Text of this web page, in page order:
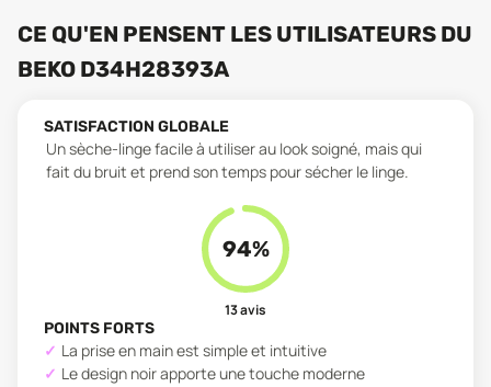
CE QU'EN PENSENT LES UTILISATEURS DU
BEKO D34H28393A
SATISFACTION GLOBALE
Un sèche-linge facile à utiliser au look soigné, mais qui
fait du bruit et prend son temps pour sécher le linge.
94%
13avis
POINTS FORTS
La prise en main est simple et intuitive
Le design noir apporte une touche moderne